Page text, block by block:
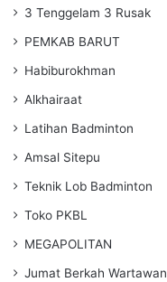
3 Tenggelam 3 Rusak
PEMKAB BARUT
Habiburokhman
Alkhairaat
Latihan Badminton
Amsal Sitepu
Teknik Lob Badminton
Toko PKBL
MEGAPOLITAN
Jumat Berkah Wartawan